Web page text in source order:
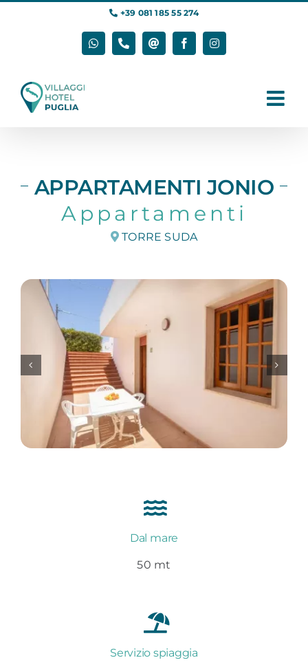
+39 081 185 55 274
WhatsAppPhoneEmail FacebookInstagram
APPARTAMENTI JONIO
Appartamenti
TORRE SUDA
Dal mare
50 mt
Servizio spiaggia